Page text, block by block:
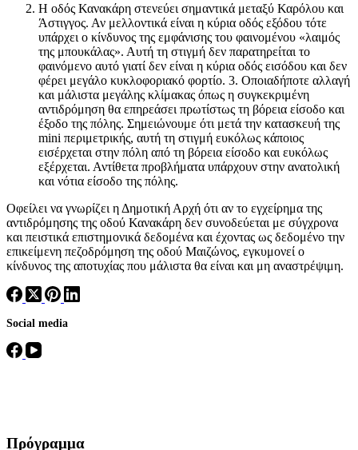
Η οδός Κανακάρη στενεύει σημαντικά μεταξύ Καρόλου και
Άστιγγος. Αν μελλοντικά είναι η κύρια οδός εξόδου τότε
υπάρχει ο κίνδυνος της εμφάνισης του φαινομένου «λαιμός
της μπουκάλας». Αυτή τη στιγμή δεν παρατηρείται το
φαινόμενο αυτό γιατί δεν είναι η κύρια οδός εισόδου και δεν
φέρει μεγάλο κυκλοφοριακό φορτίο. 3. Οποιαδήποτε αλλαγή
και μάλιστα μεγάλης κλίμακας όπως η συγκεκριμένη
αντιδρόμηση θα επηρεάσει πρωτίστως τη βόρεια είσοδο και
έξοδο της πόλης. Σημειώνουμε ότι μετά την κατασκευή της
mini περιμετρικής, αυτή τη στιγμή ευκόλως κάποιος
εισέρχεται στην πόλη από τη βόρεια είσοδο και ευκόλως
εξέρχεται. Αντίθετα προβλήματα υπάρχουν στην ανατολική
και νότια είσοδο της πόλης.
Οφείλει να γνωρίζει η Δημοτική Αρχή ότι αν το εγχείρημα της
αντιδρόμησης της οδού Κανακάρη δεν συνοδεύεται με σύγχρονα
και πειστικά επιστημονικά δεδομένα και έχοντας ως δεδομένο την
επικείμενη πεζοδρόμηση της οδού Μαιζώνος, εγκυμονεί ο
κίνδυνος της αποτυχίας που μάλιστα θα είναι και μη αναστρέψιμη.
Social media
Πρόγραμμα